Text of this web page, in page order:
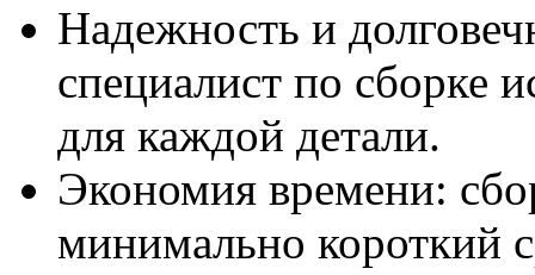
Надежность и
специалист по сборке
для каждой детали.
Экономия времени:
минимально короткий